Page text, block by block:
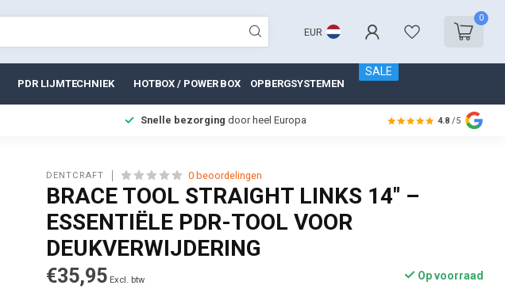
EUR
0
PDR LIJMTECHNIEK HOTBOX / POWER BOX OPBERGSYSTEMEN
SALE
Snelle bezorging door heel Europa 4.8 /5
DENTCRAFT 0 beoordelingen
BRACE TOOL STRAIGHT LINKS 14" –
ESSENTIËLE PDR-TOOL VOOR
DEUKVERWIJDERING
€35,95 Excl. btw Op voorraad